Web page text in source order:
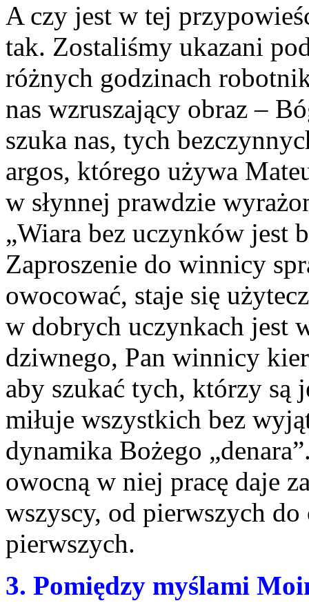
A czy jest w tej
tak. Zostaliśmy ukazani
różnych godzinach
nas wzruszający obraz –
szuka nas, tych
argos, którego używa
w słynnej prawdzie
„Wiara bez uczynków jest
Zaproszenie do winnicy
owocować, staje się
w dobrych uczynkach jest
dziwnego, Pan winnicy
aby szukać tych, którzy są
miłuje wszystkich bez
dynamika Bożego
owocną w niej pracę daje
wszyscy, od pierwszych
pierwszych.
3. Pomiędzy myślami